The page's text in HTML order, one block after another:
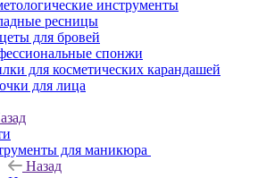
инструменты
ресницы
для бровей
спонжи
для косметических карандашей
для лица
для маникюра
Назад